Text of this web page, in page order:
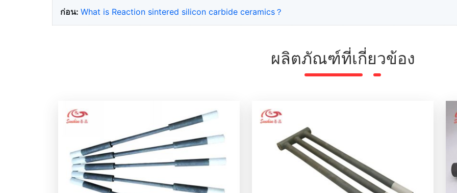
ก่อน: What is Reaction sintered silicon carbide ceramics？
ผลิตภัณฑ์ที่เกี่ยวข้อง